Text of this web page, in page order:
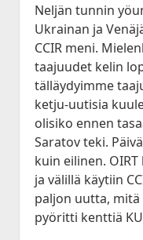
Neljän tunnin
Ukrainan ja
CCIR meni.
taajuudet kelin
tälläydyimme
ketju-uutisia
olisiko ennen
Saratov teki.
kuin eilinen.
ja välillä käytiin
paljon uutta, mitä
pyöritti kenttiä